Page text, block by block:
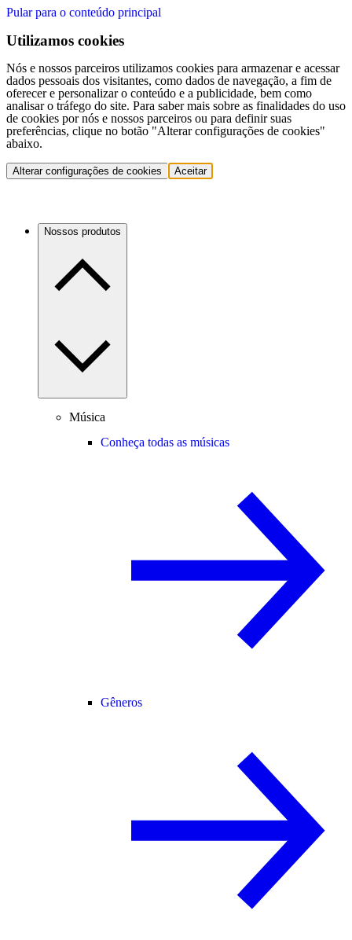
Pular para o conteúdo principal
Utilizamos cookies
Nós e nossos parceiros utilizamos cookies para armazenar e acessar
dados pessoais dos visitantes, como dados de navegação, a fim de
oferecer e personalizar o conteúdo e a publicidade, bem como
analisar o tráfego do site. Para saber mais sobre as finalidades do uso
de cookies por nós e nossos parceiros ou para definir suas
preferências, clique no botão "Alterar configurações de cookies"
abaixo.
Alterar configurações de cookies Aceitar
Nossos produtos
Música
Conheça todas as músicas
Gêneros